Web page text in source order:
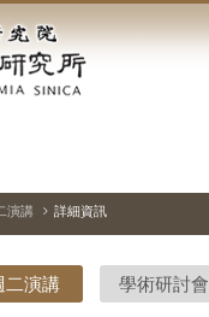
演講 詳細資訊
二演講 學術研討會